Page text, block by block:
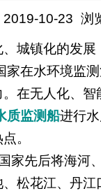
2019-10-23 浏
城镇化的发展
家在水环境监
在无人化、智
质监测船进行
。
家先后将海河
松花江、丹江